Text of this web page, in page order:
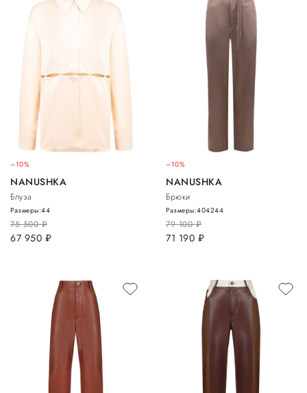
–10%
NANUSHKA
Блуза
75 500руб.
67 950 руб.
Размеры:44
–10%
NANUSHKA
Брюки
79 100руб.
71 190 руб.
Размеры:404244